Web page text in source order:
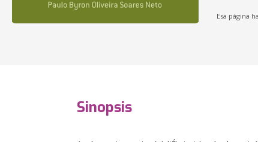
Esa página
Sinopsis